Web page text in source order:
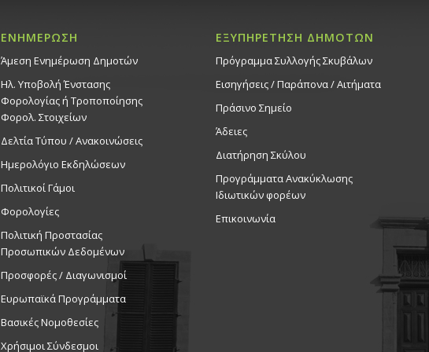
ΕΝΗΜΕΡΩΣΗ
Άμεση Ενημέρωση Δημοτών
Ηλ. Υποβολή Ένστασης
Φορολογίας ή Τροποποίησης
Φορολ. Στοιχείων
Δελτία Τύπου / Ανακοινώσεις
Ημερολόγιο Εκδηλώσεων
Πολιτικοί Γάμοι
Φορολογίες
Πολιτική Προστασίας
Προσωπικών Δεδομένων
Προσφορές / Διαγωνισμοί
Ευρωπαϊκά Προγράμματα
Βασικές Νομοθεσίες
Χρήσιμοι Σύνδεσμοι
ΕΞΥΠΗΡΕΤΗΣΗ ΔΗΜΟΤΩΝ
Πρόγραμμα Συλλογής Σκυβάλων
Εισηγήσεις / Παράπονα / Αιτήματα
Πράσινο Σημείο
Άδειες
Διατήρηση Σκύλου
Προγράμματα Ανακύκλωσης
Ιδιωτικών φορέων
Επικοινωνία